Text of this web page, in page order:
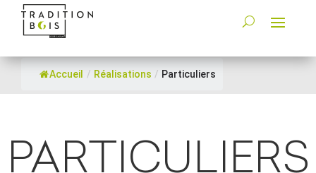
Accueil / Réalisations / Particuliers
PARTICULIERS